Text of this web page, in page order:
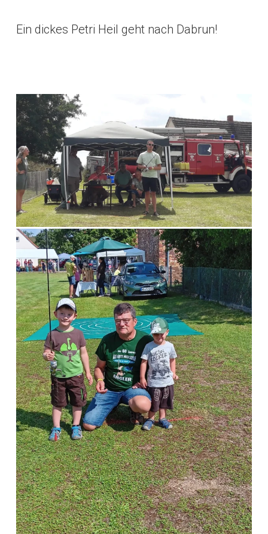
Ein dickes Petri Heil geht nach Dabrun!